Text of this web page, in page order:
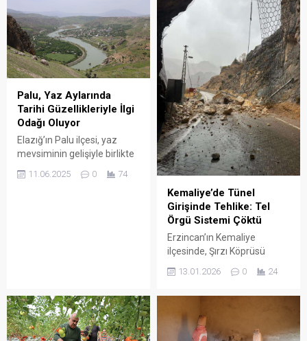
öğrenimini memleketinde
tamamlayan sanatçı, lise
eğitimini Ağrı Kız Meslek
Lisesi’nde tamamladı. Ağrı
Halk Eğitim Korosu’na
açtığı radyo sınavlarını
kazanarak 1982...
inşaat sektöründe dikkat
çeken bir daralma yaşanıyor.
Ocak-Mart döneminde,
Türkiye genelinde yapı
ruhsatı verilen bina sayısı
geçen yılın aynı dönemine
göre %21,3 azaldı. Aynı
dönemde daire sayısı %18,7
ve yüzölçüm ise %24,7
oranında düşüş gösterdi.
Erzurum’da 37...
Palu, Yaz Aylarında
Tarihi Güzellikleriyle İlgi
Odağı Oluyor
Elazığ’ın Palu ilçesi, yaz
mevsiminin gelişiyle birlikte
çekiyor. Binlerce yıllık
Küçük Cami, Alacalı Mescit,
Çarşıbaşı Hamamı...
11.06.2025 0 74
Kemaliye’de Tünel
Girişinde Tehlike: Tel
Örgü Sistemi Çöktü
Erzincan’ın Kemaliye
ilçesinde, Şırzı Köprüsü
güzergâhında bulunan
tünelin girişindeki tel örgü
güvenlik riski oluşturuyor.
Edinilen bilgilere göre,
13.01.2026 0 24